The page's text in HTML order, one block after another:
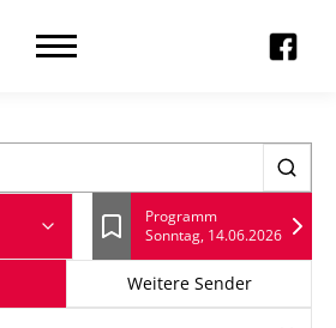
Lesezeichen
Programm
Sonntag, 14.06.2026
Weitere Sender